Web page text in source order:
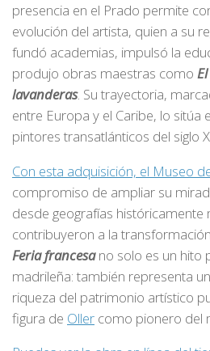
presencia en el Prado permite
evolución del artista, quien a su
fundó academias, impulsó la
produjo obras maestras como
lavanderas. Su trayectoria,
entre Europa y el Caribe, lo sitúa
pintores transatlánticos del siglo
Con esta adquisición, el Museo
compromiso de ampliar su
desde geografías históricamente
contribuyeron a la
Feria francesano solo es un hito
madrileña: también representa
riqueza del patrimonio artístico
figura de Oller como pionero del